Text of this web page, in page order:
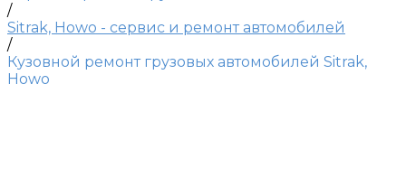
/
Sitrak, Howo - сервис и ремонт автомобилей
/
Кузовной ремонт грузовых автомобилей Sitrak,
Howo